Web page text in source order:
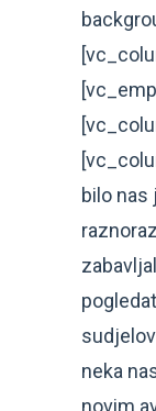
bilo nas
neka
novim